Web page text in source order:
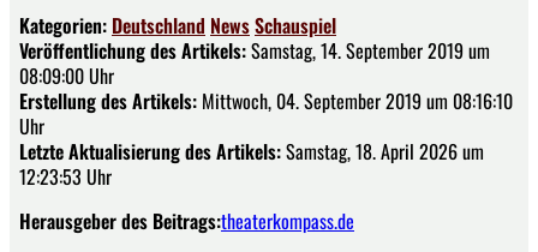
Kategorien: Deutschland NewsSchauspiel
Veröffentlichung des Artikels:Samstag, 14. September 2019 um
08:09:00 Uhr
Erstellung des Artikels: Mittwoch, 04. September 2019 um 08:16:10
Uhr
Letzte Aktualisierung des Artikels:Samstag, 18. April 2026 um
12:23:53 Uhr
Herausgeber des Beitrags:theaterkompass.de